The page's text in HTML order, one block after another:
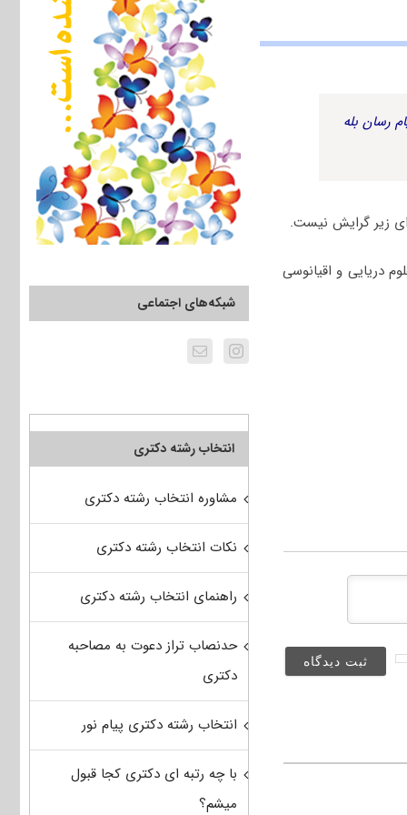
رسان بله
زیر گرایش نیست.
دریایی و اقیانوسی
شبکه‌های اجتماعی
انتخاب رشته دکتری
مشاوره انتخاب رشته دکتری
نکات انتخاب رشته دکتری
راهنمای انتخاب رشته دکتری
حدنصاب تراز دعوت به مصاحبه
دکتری
انتخاب رشته دکتری پیام نور
با چه رتبه ای دکتری کجا قبول
میشم؟